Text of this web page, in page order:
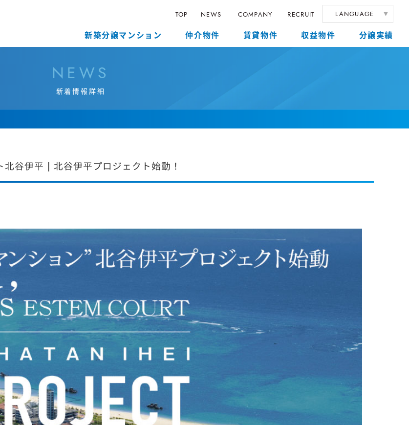
TOP NEWS COMPANY RECRUIT LANGUAGE
新築分譲マンション 仲介物件 賃貸物件 収益物件 分譲実績
新着情報 詳細
N E WS
北谷伊平 | 北谷伊平プロジェクト始動！